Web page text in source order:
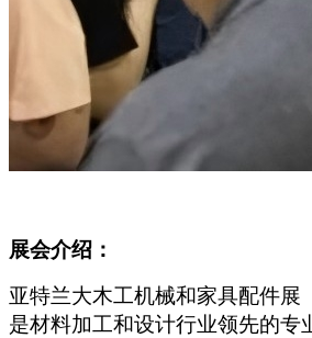
展会介绍：
亚特兰大木工机械和家具配件展
是材料加工和设计行业领先的专